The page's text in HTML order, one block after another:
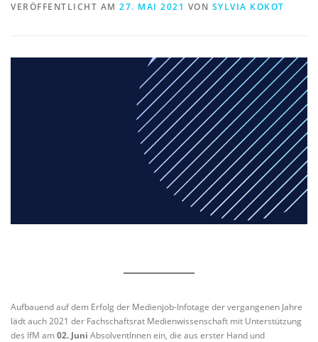
VERÖFFENTLICHT AM 27. MAI 2021 VON SYLVIA KOKOT
Aufbauend auf dem Erfolg der Medienjob-Infotage der vergangenen Jahre
lädt auch 2021 der Fachschaftsrat Medienwissenschaft mit Unterstützung
des IfM am02. Juni AbsolventInnen ein, die aus erster Hand und